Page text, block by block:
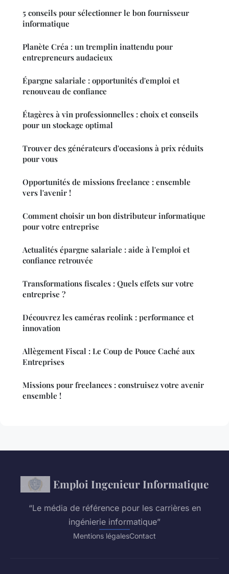
5 conseils pour sélectionner le bon fournisseur
informatique
Planète Créa : un tremplin inattendu pour
entrepreneurs audacieux
Épargne salariale : opportunités d'emploi et
renouveau de confiance
Étagères à vin professionnelles : choix et conseils
pour un stockage optimal
Trouver des générateurs d'occasions à prix réduits
pour vous
Opportunités de missions freelance : ensemble
vers l'avenir !
Comment choisir un bon distributeur informatique
pour votre entreprise
Actualités épargne salariale : aide à l'emploi et
confiance retrouvée
Transformations fiscales : Quels effets sur votre
entreprise ?
Découvrez les caméras reolink : performance et
innovation
Allègement Fiscal : Le Coup de Pouce Caché aux
Entreprises
Missions pour freelances : construisez votre avenir
ensemble !
Emploi Ingenieur Informatique
“Le média de référence pour les carrières en
ingénierie informatique”
Mentions légalesContact